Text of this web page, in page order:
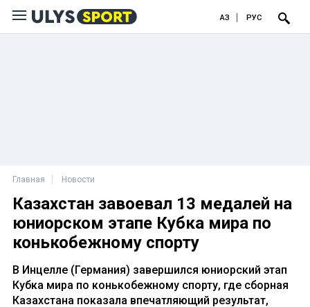
ҚАЗ РУС
Главная Новости
Казахстан завоевал 13 медалей на
юниорском этапе Кубка мира по
конькобежному спорту
В Инцелле (Германия) завершился юниорский этап
Кубка мира по конькобежному спорту, где сборная
Казахстана показала впечатляющий результат,